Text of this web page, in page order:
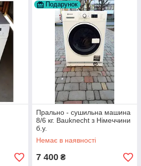
Подарунок
Прально - сушильна машина
8/6 кг. Bauknecht з Німеччини
б.у.
Немає в наявності
7 400 ₴